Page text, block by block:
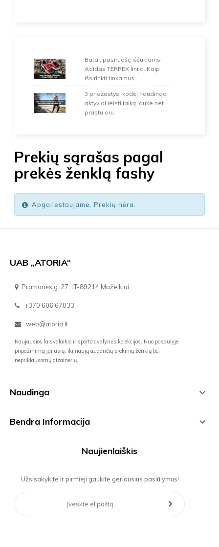
Batai, pasiruošę iššūkiams!
Adidas TERREX linija. Kaip
išsirinkti tinkamus.
3 priežastys, kodėl naudinga
aktyviai leisti laiką lauke net
prastu oru
Prekių sąrašas pagal
prekės ženklą fashy
Apgailestaujame. Prekių nėra.
UAB „ATORIA“
Pramonės g. 27, LT-89214 Mažeikiai
+370 606 67033
web@atoria.lt
Naujausios laisvalaikio ir sporto avalynės kolekcijos. Nuo pasaulyje
pripažinimą įgijusių, iki naujų augančių prekinių ženklų bei
nepriklausomų dizainerių.
Naudinga 
Bendra Informacija 
Naujienlaiškis
Užsisakykite ir pirmieji gaukite geriausius pasiūlymus!